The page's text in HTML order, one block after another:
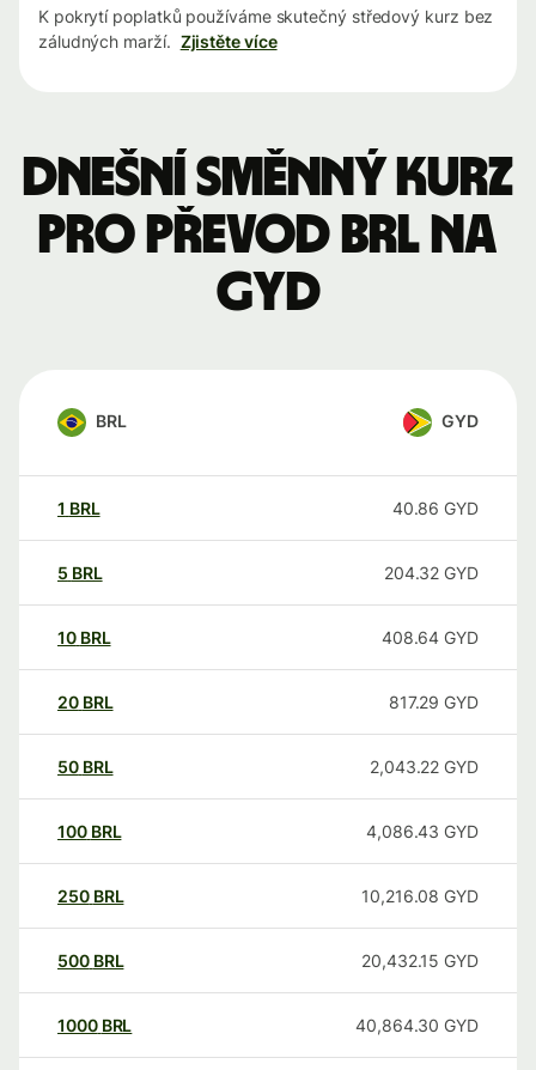
K pokrytí poplatků používáme skutečný středový kurz bez
záludných marží. Zjistěte více
Dnešní směnný kurz
pro převod BRL na
GYD
BRL GYD
1 BRL 40.86 GYD
5 BRL 204.32 GYD
10 BRL 408.64 GYD
20 BRL 817.29 GYD
50 BRL 2,043.22 GYD
100 BRL 4,086.43 GYD
250 BRL 10,216.08 GYD
500 BRL 20,432.15 GYD
1000 BRL 40,864.30 GYD